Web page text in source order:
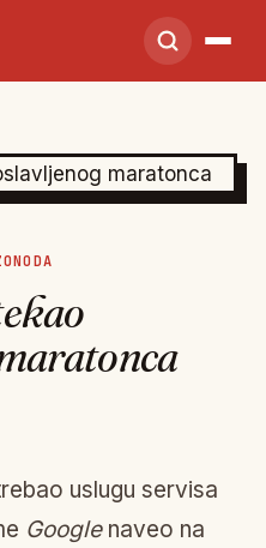
uslugu servisa
Google naveo na